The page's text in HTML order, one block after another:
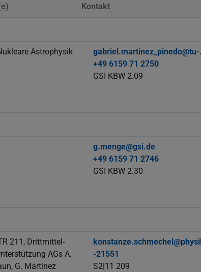
Kontakt
Astrophysik
+49 6159 71 2750
GSI KBW 2.09
g.menge@gsi.de
+49 6159 71 2746
GSI KBW 2.30
211, Drittmittel-
AGs A.
G. Martinez
-21551
S2|11 209